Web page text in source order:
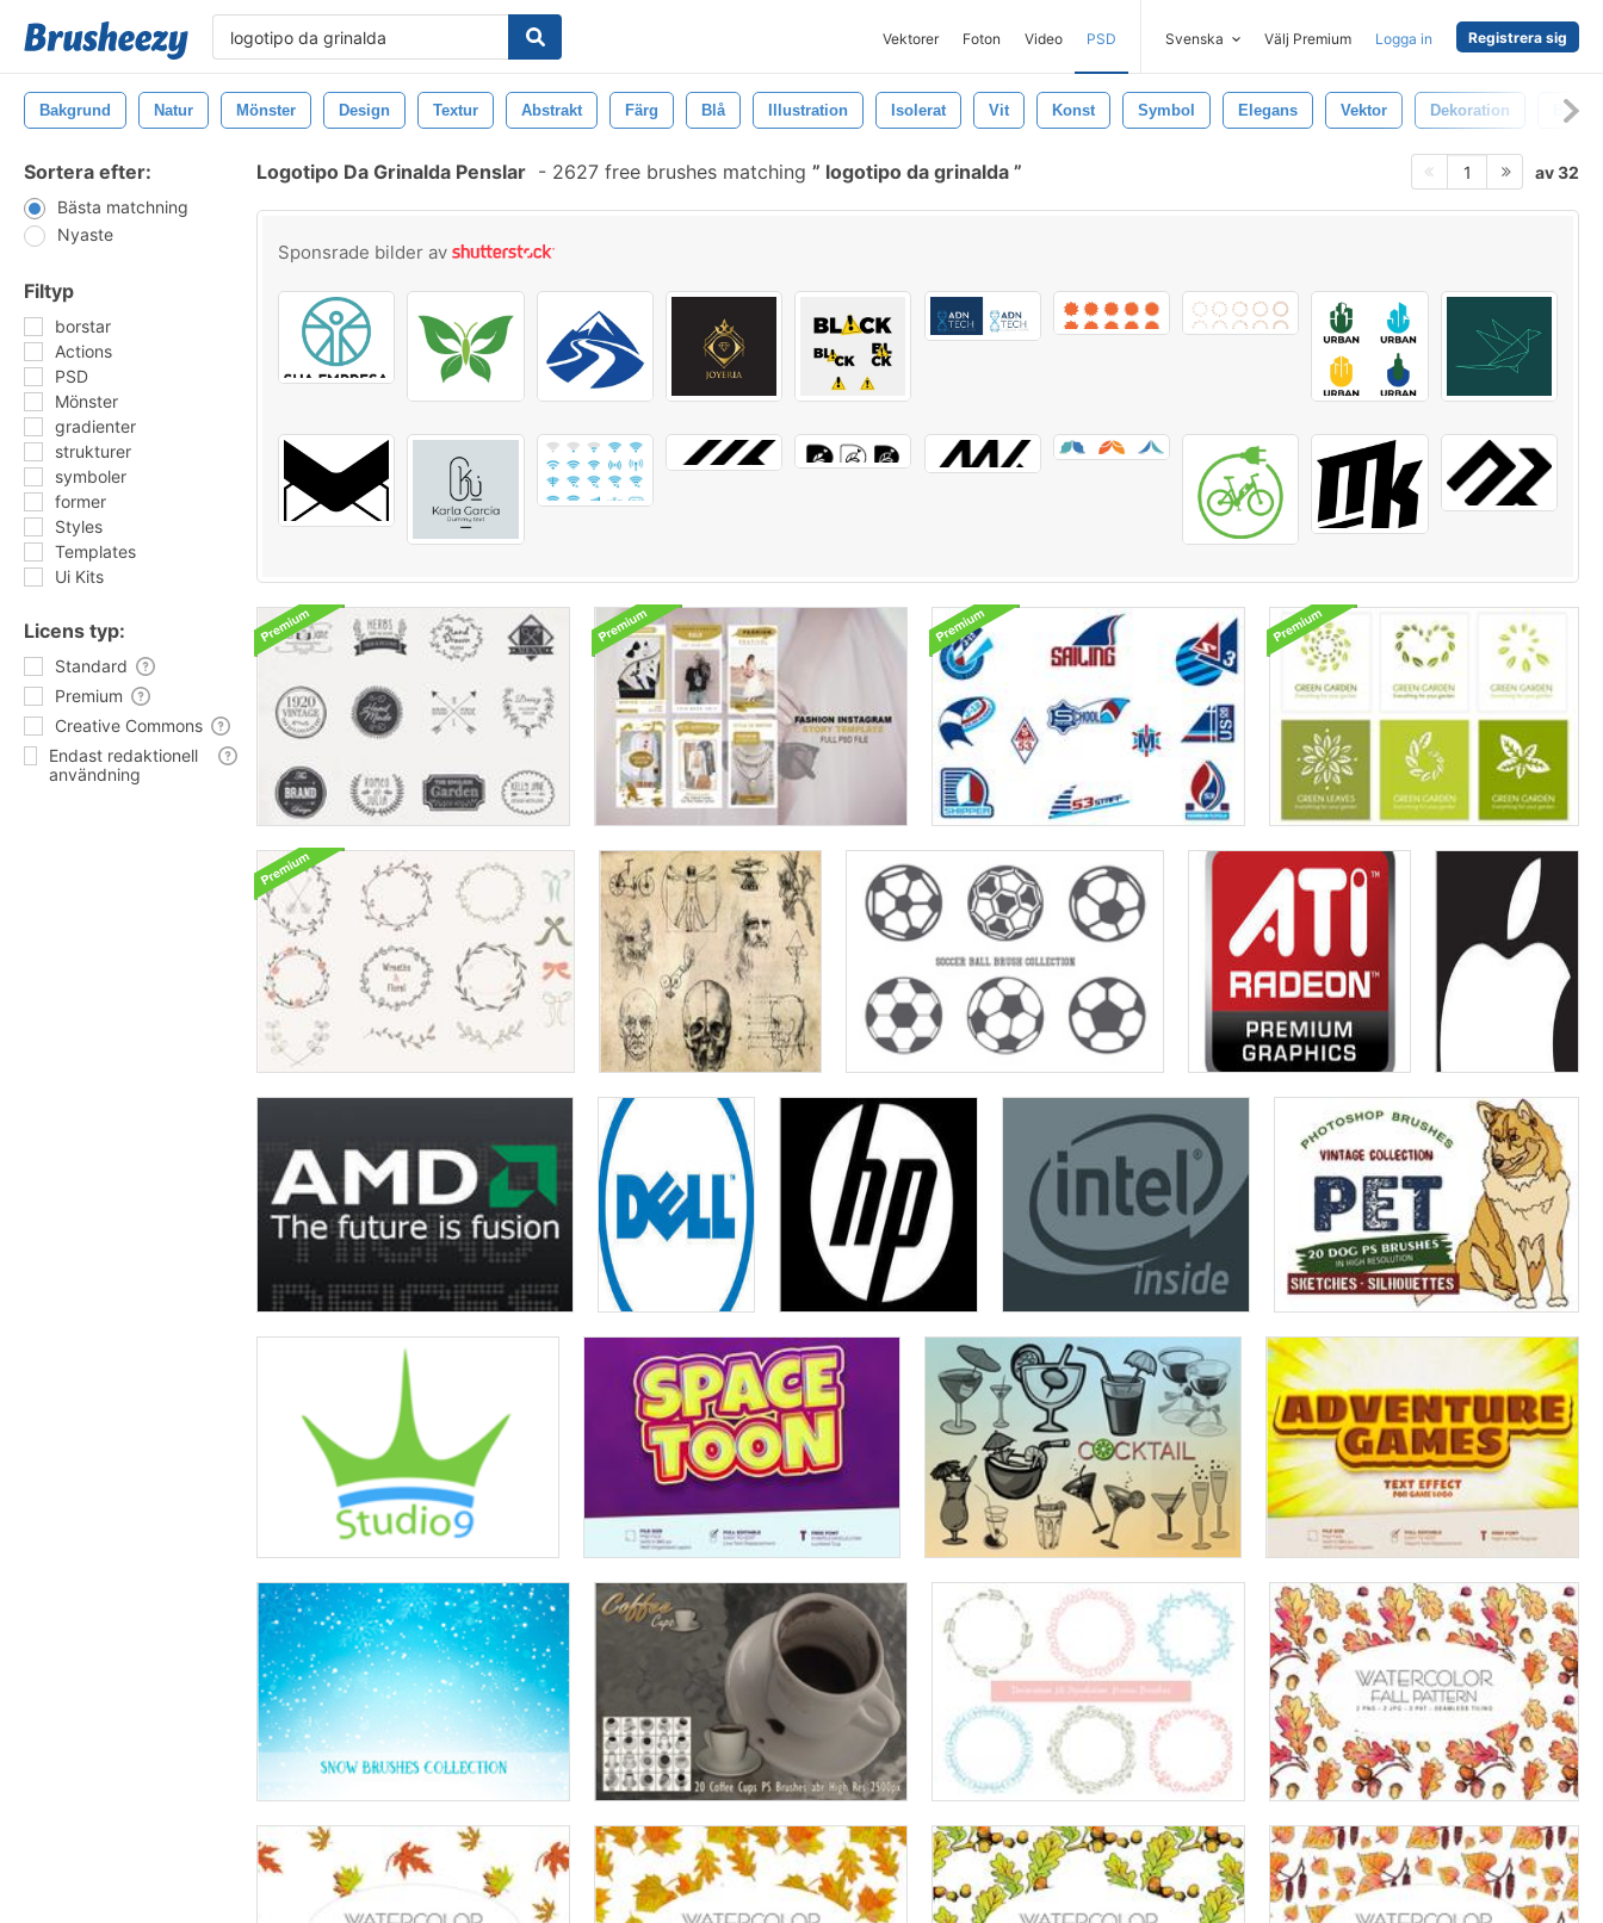
Vektorer Foton Video PSD Svenska Välj Premium Logga in Registrera sig
Bakgrund Natur Mönster Design Textur Abstrakt Färg Blå Illustration Isolerat Vit Konst Symbol Elegans Vektor Dekoration
Sortera efter:
Bästa matchning
Nyaste
Filtyp
borstar
Actions
PSD
Mönster
gradienter
strukturer
symboler
former
Styles
Templates
Ui Kits
Licens typ:
Standard
Premium
Creative Commons
Endast redaktionell
användning
Logotipo Da Grinalda Penslar - 2627 free brushes matching logotipo da grinalda 1 av 32
Sponsrade bilder av